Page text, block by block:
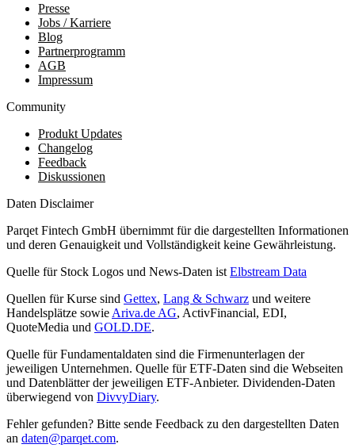
Presse
Jobs / Karriere
Blog
Partnerprogramm
AGB
Impressum
Community
Produkt Updates
Changelog
Feedback
Diskussionen
Daten Disclaimer
Parqet Fintech GmbH übernimmt für die dargestellten Informationen
und deren Genauigkeit und Vollständigkeit keine Gewährleistung.
Quelle für Stock Logos und News-Daten ist Elbstream Data
Quellen für Kurse sind Gettex, Lang & Schwarz und weitere
Handelsplätze sowie Ariva.de AG, ActivFinancial, EDI,
QuoteMedia und GOLD.DE.
Quelle für Fundamentaldaten sind die Firmenunterlagen der
jeweiligen Unternehmen. Quelle für ETF-Daten sind die Webseiten
und Datenblätter der jeweiligen ETF-Anbieter. Dividenden-Daten
überwiegend von DivvyDiary.
Fehler gefunden? Bitte sende Feedback zu den dargestellten Daten
an daten@parqet.com.